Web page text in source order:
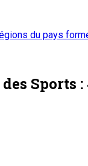
du pays
Sports :